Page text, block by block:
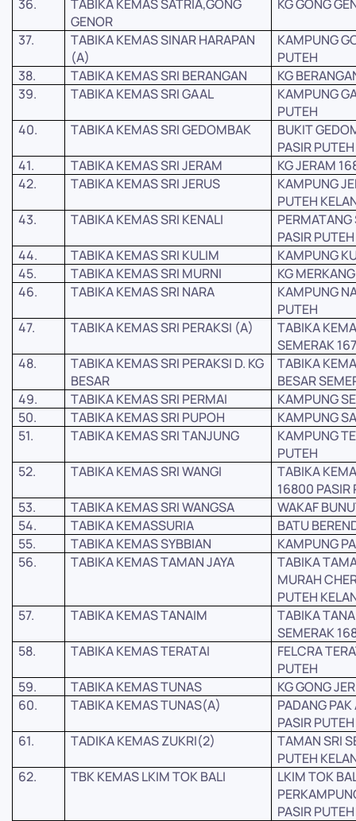
36.
TABIKA KEMAS SATRIA,GONG
GENOR
KG GONG
37.
TABIKA KEMAS SINAR HARAPAN
(A)
KAMPUNG
PUTEH
38.
TABIKA KEMAS SRI BERANGAN
KG
39.
TABIKA KEMAS SRI GAAL
KAMPUNG
PUTEH
40.
TABIKA KEMAS SRI GEDOMBAK
BUKIT
PASIR PUTEH
41.
TABIKA KEMAS SRI JERAM
KG JERAM
42.
TABIKA KEMAS SRI JERUS
KAMPUNG
PUTEH
43.
TABIKA KEMAS SRI KENALI
PASIR PUTEH
44.
TABIKA KEMAS SRI KULIM
KAMPUNG
45.
TABIKA KEMAS SRI MURNI
KG
46.
TABIKA KEMAS SRI NARA
KAMPUNG
PUTEH
47.
TABIKA KEMAS SRI PERAKSI (A)
TABIKA
SEMERAK
48.
TABIKA KEMAS SRI PERAKSI D. KG
BESAR
TABIKA
BESAR
49.
TABIKA KEMAS SRI PERMAI
KAMPUNG
50.
TABIKA KEMAS SRI PUPOH
KAMPUNG
51.
TABIKA KEMAS SRI TANJUNG
KAMPUNG
PUTEH
52.
TABIKA KEMAS SRI WANGI
TABIKA
16800 PASIR
53.
TABIKA KEMAS SRI WANGSA
WAKAF
54.
TABIKA KEMASSURIA
BATU
55.
TABIKA KEMAS SYBBIAN
KAMPUNG
56.
TABIKA KEMAS TAMAN JAYA
TABIKA
MURAH
PUTEH
57.
TABIKA KEMAS TANAIM
TABIKA
SEMERAK
58.
TABIKA KEMAS TERATAI
FELCRA
PUTEH
59.
TABIKA KEMAS TUNAS
KG GONG
60.
TABIKA KEMAS TUNAS(A)
PADANG
PASIR PUTEH
61.
TADIKA KEMAS ZUKRI(2)
TAMAN SRI
PUTEH
62.
TBK KEMAS LKIM TOK BALI
LKIM TOK
PASIR PUTEH